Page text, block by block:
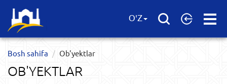
Open
O'Z
Bosh sahifa Ob'yektlar​
OB'YEKTLAR​